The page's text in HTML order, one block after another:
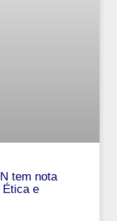
tem nota
Ética e